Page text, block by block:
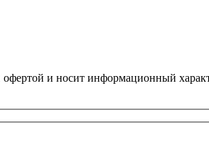
и носит информационный